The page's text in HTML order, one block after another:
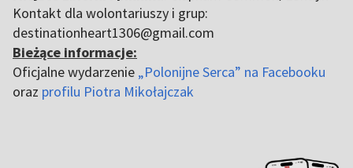
Kontakt dla wolontariuszy i grup:
destinationheart1306@gmail.com
Bieżące informacje:
Oficjalne wydarzenie „Polonijne Serca” na Facebooku
oraz profilu Piotra Mikołajczak